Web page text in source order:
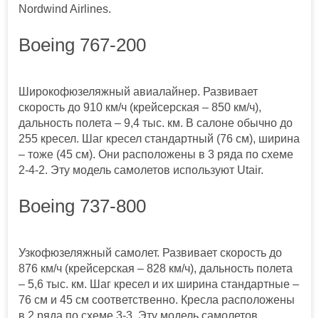
Nordwind Airlines.
Boeing 767‑200
Широкофюзеляжный авиалайнер. Развивает
скорость до 910 км/ч (крейсерская – 850 км/ч),
дальность полета – 9,4 тыс. км. В салоне обычно до
255 кресел. Шаг кресел стандартный (76 см), ширина
– тоже (45 см). Они расположены в 3 ряда по схеме
2-4-2. Эту модель самолетов используют Utair.
Boeing 737‑800
Узкофюзеляжный самолет. Развивает скорость до
876 км/ч (крейсерская – 828 км/ч), дальность полета
– 5,6 тыс. км. Шаг кресел и их ширина стандартные –
76 см и 45 см соответственно. Кресла расположены
в 2 ряда по схеме 3-3. Эту модель самолетов